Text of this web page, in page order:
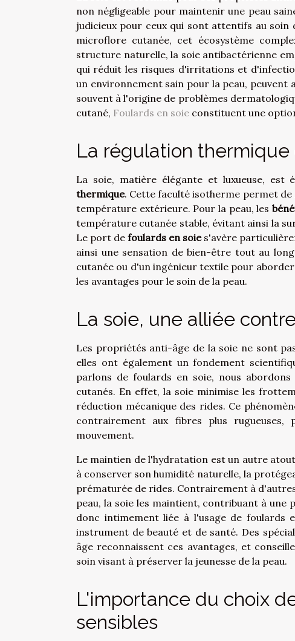
non négligeable pour maintenir une peau
judicieux pour ceux qui sont attentifs au
microflore cutanée, cet écosystème
structure naturelle, la soie antibactérienne
qui réduit les risques d'irritations et
un environnement sain pour la peau,
souvent à l'origine de problèmes
cutané, Foulards en soie constituent une
La régulation
La soie, matière élégante et luxueuse, est
thermique. Cette faculté isotherme permet
température extérieure. Pour la peau, les
température cutanée stable, évitant ainsi la
Le port de foulards en soies'avère
ainsi une sensation de bien-être tout au
cutanée ou d'un ingénieur textile pour
les avantages pour le soin de la peau.
La soie, une alliée
Les propriétés anti-âge de la soie ne sont
elles ont également un fondement
parlons de foulards en soie, nous
cutanés. En effet, la soie minimise les
réduction mécanique des rides. Ce
contrairement aux fibres plus
mouvement.
Le maintien de l'hydratation est un autre
à conserver son humidité naturelle, la
prématurée de rides. Contrairement à
peau, la soie les maintient, contribuant à une
donc intimement liée à l'usage de foulards
instrument de beauté et de santé. Des
âge reconnaissent ces avantages, et
soin visant à préserver la jeunesse de la peau.
L'importance du choix
sensibles